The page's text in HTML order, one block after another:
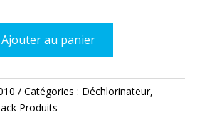
:
149,40 €.
est :
134,50 €.
Ajouter au panier
Catégories : Déchlorinateur,
Produits